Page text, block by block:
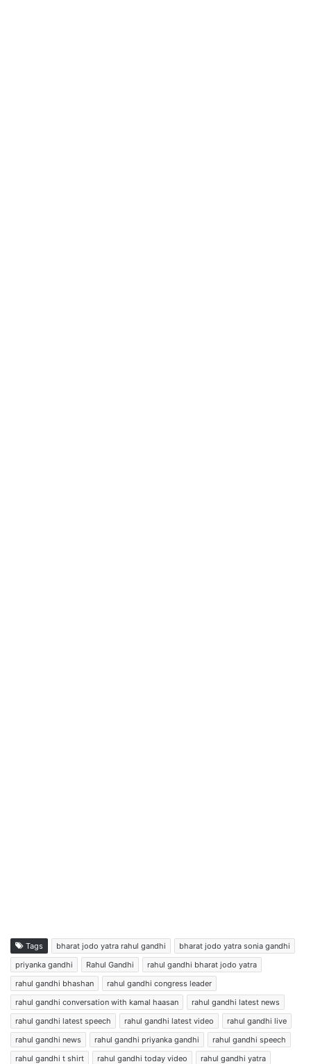
Tags bharat jodo yatra rahul gandhi
bharat jodo yatra sonia gandhi
priyanka gandhi
Rahul Gandhi
rahul gandhi bharat jodo yatra
rahul gandhi bhashan
rahul gandhi congress leader
rahul gandhi conversation with kamal haasan
rahul gandhi latest news
rahul gandhi latest speech
rahul gandhi latest video
rahul gandhi live
rahul gandhi news
rahul gandhi priyanka gandhi
rahul gandhi speech
rahul gandhi t shirt
rahul gandhi today video
rahul gandhi yatra